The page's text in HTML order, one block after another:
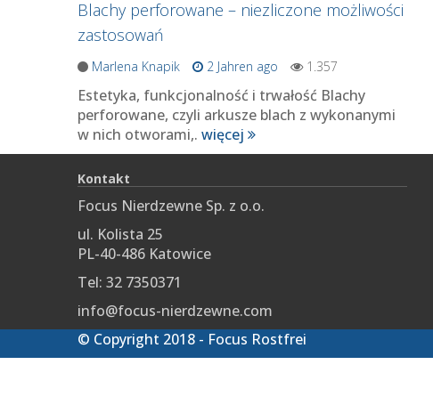
Blachy perforowane – niezliczone możliwości
zastosowań
Marlena Knapik 2 Jahren ago 1.357
Estetyka, funkcjonalność i trwałość Blachy
perforowane, czyli arkusze blach z wykonanymi
w nich otworami,. więcej
Kontakt
Focus Nierdzewne Sp. z o.o.
ul. Kolista 25
PL-40-486 Katowice
Tel: 32 7350371
info@focus-nierdzewne.com
© Copyright 2018 - Focus Rostfrei